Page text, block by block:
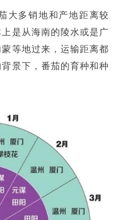
大多销地和产地距离较
是从海南的陵水或是广
等地过来，运输距离都
景下，番茄的育种和种